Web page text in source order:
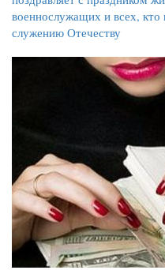
военнослужащих и всех, кто
служению Отечеству